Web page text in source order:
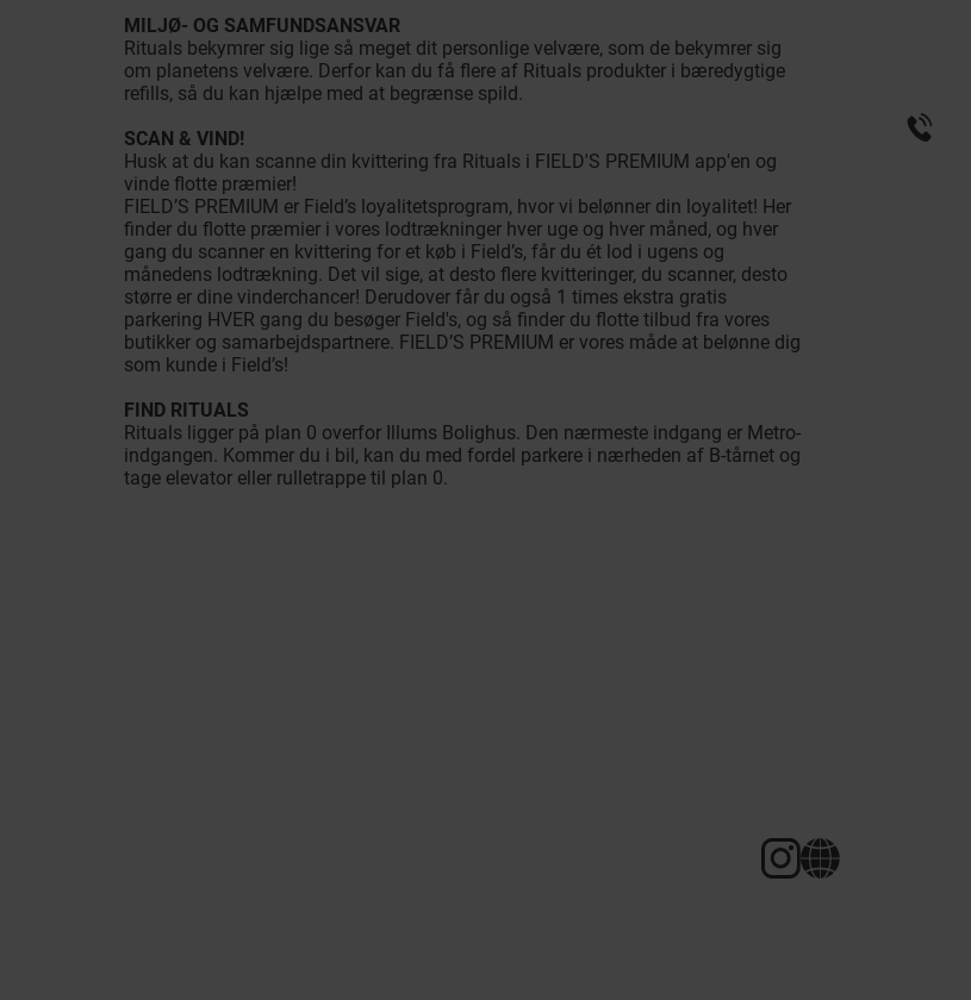
MILJØ- OG SAMFUNDSANSVAR
Rituals bekymrer sig lige så meget dit personlige velvære, som de bekymrer sig
om planetens velvære. Derfor kan du få flere af Rituals produkter i bæredygtige
refills, så du kan hjælpe med at begrænse spild.
SCAN & VIND!
Husk at du kan scanne din kvittering fra Rituals i FIELD'S PREMIUM app'en og
vinde flotte præmier!
FIELD’S PREMIUM er Field’s loyalitetsprogram, hvor vi belønner din loyalitet! Her
finder du flotte præmier i vores lodtrækninger hver uge og hver måned, og hver
gang du scanner en kvittering for et køb i Field’s, får du ét lod i ugens og
månedens lodtrækning. Det vil sige, at desto flere kvitteringer, du scanner, desto
større er dine vinderchancer! Derudover får du også 1 times ekstra gratis
parkering HVER gang du besøger Field's, og så finder du flotte tilbud fra vores
butikker og samarbejdspartnere. FIELD’S PREMIUM er vores måde at belønne dig
som kunde i Field’s!
FIND RITUALS
Rituals ligger på plan 0 overfor Illums Bolighus. Den nærmeste indgang er Metro-
indgangen. Kommer du i bil, kan du med fordel parkere i nærheden af B-tårnet og
tage elevator eller rulletrappe til plan 0.